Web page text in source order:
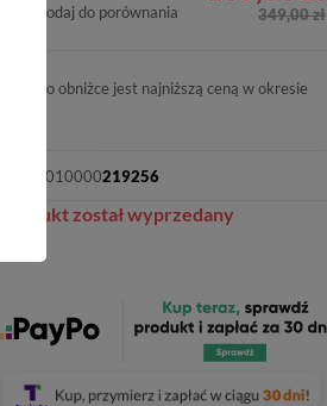
Dodaj do porównania
349,00 zł
Cena po obniżce jest najniższą ceną w okresie
2010000219256
Produkt został wyprzedany